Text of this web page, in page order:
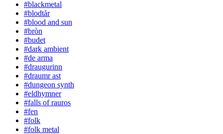
#blackmetal
#blodtår
#blood and sun
#bròn
#budet
#dark ambient
#de arma
#draugurinn
#draumr ast
#dungeon synth
#eldhymner
#falls of rauros
#fen
#folk
#folk metal